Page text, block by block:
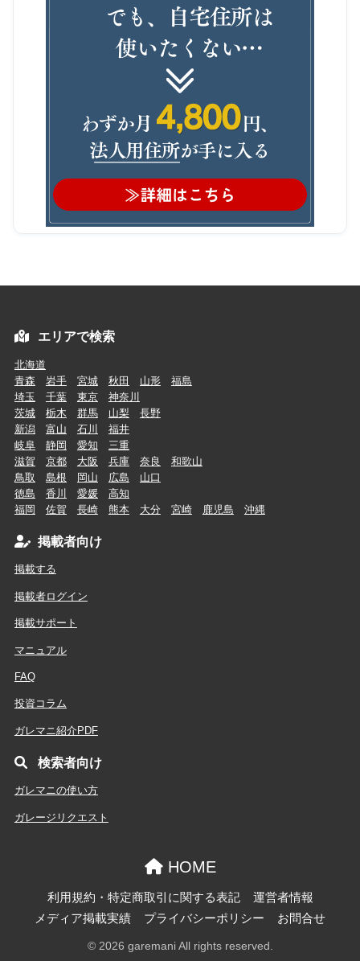
エリアで検索
北海道
青森
岩手 宮城 秋田 山形
福島
埼玉
千葉 東京
神奈川
茨城
栃木 群馬 山梨
長野
新潟
富山 石川
福井
岐阜
静岡 愛知
三重
滋賀
京都 大阪 兵庫 奈良
和歌山
鳥取
島根 岡山 広島
山口
徳島
香川 愛媛
高知
福岡
佐賀 長崎 熊本 大分 宮崎 鹿児島 沖縄
掲載者向け
掲載する
掲載者ログイン
掲載サポート
マニュアル
FAQ
投資コラム
ガレマニ紹介PDF
検索者向け
ガレマニの使い方
ガレージリクエスト
HOME
利用規約・特定商取引に関する表記
運営者情報
メディア掲載実績
プライバシーポリシー お問合せ
© 2026 garemani All rights reserved.